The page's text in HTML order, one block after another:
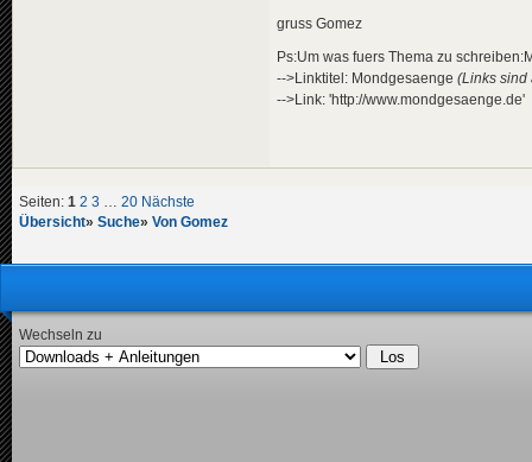
gruss Gomez
Ps:Um was fuers Thema zu
-->Linktitel: Mondgesaenge (Links sind
-->Link: 'http://www.mondgesaenge.de'
Seiten: 1 2 3 20 Nächste
Übersicht» Suche» Von Gomez
Wechseln zu